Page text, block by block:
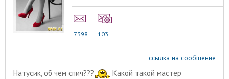
7398 103
ссылка на сообщение
Натусик, об чем спич???
Какой такой мастер